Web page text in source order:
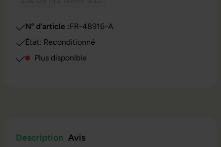
N° d'article :FR-48916-A
État: Reconditionné
Plus disponible
Description Avis